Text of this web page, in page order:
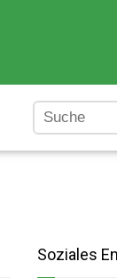
Soziales